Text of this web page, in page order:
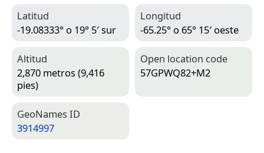
Latitud
-19.08333° o 19° 5′ sur
Longitud
-65.25° o 65° 15′ oeste
Altitud
2,870 metros (9,416
pies)
Open location code
57GPWQ82+M2
Geo­Names ID
3914997